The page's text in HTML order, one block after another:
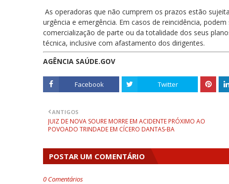
As operadoras que não cumprem os prazos estão
urgência e emergência. Em casos de reincidência,
comercialização de parte ou da totalidade dos seus
técnica, inclusive com afastamento dos dirigentes.
AGÊNCIA SAÚDE.GOV
Facebook Twitter
ANTIGOS
JUIZ DE NOVA SOURE MORRE EM ACIDENTE PRÓXIMO AO
POVOADO TRINDADE EM CÍCERO DANTAS-BA
POSTAR UM COMENTÁRIO
0 Comentários